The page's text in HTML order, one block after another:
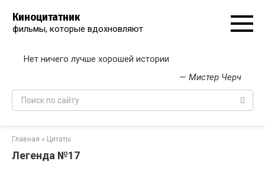
контенту
Киноцитатник
фильмы, которые вдохновляют
Нет ничего лучше хорошей истории
— Мистер Черч
Поиск:
Главная » Цитаты
Легенда №17